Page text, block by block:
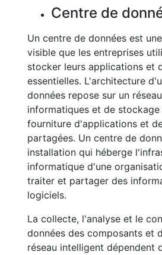
Centre de
Un centre de données est
visible que les entreprises
stocker leurs applications et
essentielles. L'architecture
données repose sur un
informatiques et de
fourniture d'applications et
partagées. Un centre de
installation qui héberge
informatique d'une
traiter et partager des
logiciels.
La collecte, l'analyse et le
données des composants et
réseau intelligent dépendent